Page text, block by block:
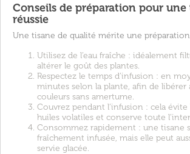
Conseils de préparation pour une
réussie
Une tisane de qualité mérite une
Utilisez de l’eau fraîche : idéalement
altérer le goût des plantes.
Respectez le temps d’infusion : en
minutes selon la plante, afin de libérer
couleurs sans amertume.
Couvrez pendant l’infusion : cela évite
huiles volatiles et conserve toute
Consommez rapidement : une tisane
fraîchement infusée, mais elle peut
servie glacée.